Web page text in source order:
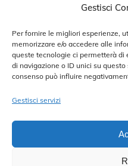
Gestisci
Per fornire le migliori esperienze,
memorizzare e/o accedere alle
queste tecnologie ci permetterà
di navigazione o ID unici su
consenso può influire
Gestisci servizi
Contatti
Privacy Policy